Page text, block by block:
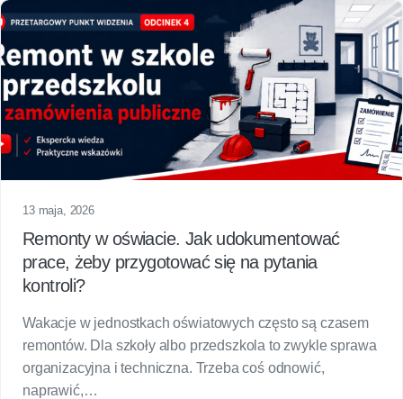
13 maja, 2026
Remonty w oświacie. Jak udokumentować
prace, żeby przygotować się na pytania
kontroli?
Wakacje w jednostkach oświatowych często są czasem
remontów. Dla szkoły albo przedszkola to zwykle sprawa
organizacyjna i techniczna. Trzeba coś odnowić,
naprawić,…